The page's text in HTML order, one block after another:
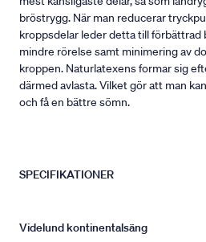
bröstrygg. När man reducerar
kroppsdelar leder detta till förbättrad
mindre rörelse samt minimering av
kroppen. Naturlatexens formar sig
därmed avlasta. Vilket gör att man
och få en bättre sömn.
SPECIFIKATIONER
Videlund kontinentalsäng